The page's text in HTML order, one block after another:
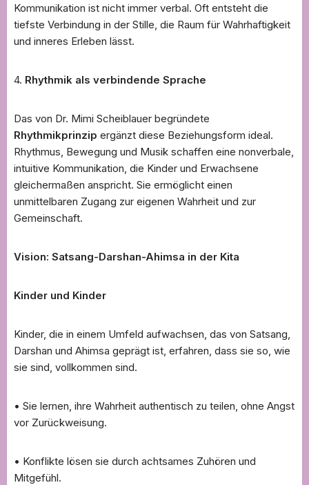
Kommunikation ist nicht immer verbal. Oft entsteht die
tiefste Verbindung in der Stille, die Raum für Wahrhaftigkeit
und inneres Erleben lässt.
4. Rhythmik als verbindende Sprache
Das von Dr. Mimi Scheiblauer begründete
Rhythmikprinzip ergänzt diese Beziehungsform ideal.
Rhythmus, Bewegung und Musik schaffen eine nonverbale,
intuitive Kommunikation, die Kinder und Erwachsene
gleichermaßen anspricht. Sie ermöglicht einen
unmittelbaren Zugang zur eigenen Wahrheit und zur
Gemeinschaft.
Vision: Satsang-Darshan-Ahimsa in der Kita
Kinder und Kinder
Kinder, die in einem Umfeld aufwachsen, das von Satsang,
Darshan und Ahimsa geprägt ist, erfahren, dass sie so, wie
sie sind, vollkommen sind.
• Sie lernen, ihre Wahrheit authentisch zu teilen, ohne Angst
vor Zurückweisung.
• Konflikte lösen sie durch achtsames Zuhören und
Mitgefühl.